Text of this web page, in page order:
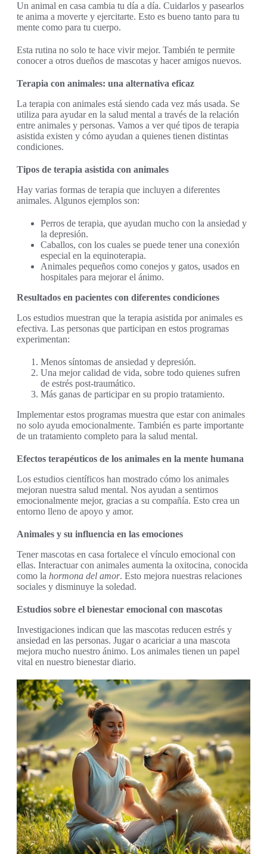
Un animal en casa cambia tu día a día. Cuidarlos y pasearlos
te anima a moverte y ejercitarte. Esto es bueno tanto para tu
mente como para tu cuerpo.
Esta rutina no solo te hace vivir mejor. También te permite
conocer a otros dueños de mascotas y hacer amigos nuevos.
Terapia con animales: una alternativa eficaz
La terapia con animales está siendo cada vez más usada. Se
utiliza para ayudar en la salud mental a través de la relación
entre animales y personas. Vamos a ver qué tipos de terapia
asistida existen y cómo ayudan a quienes tienen distintas
condiciones.
Tipos de terapia asistida con animales
Hay varias formas de terapia que incluyen a diferentes
animales. Algunos ejemplos son:
Perros de terapia, que ayudan mucho con la ansiedad y
la depresión.
Caballos, con los cuales se puede tener una conexión
especial en la equinoterapia.
Animales pequeños como conejos y gatos, usados en
hospitales para mejorar el ánimo.
Resultados en pacientes con diferentes condiciones
Los estudios muestran que la terapia asistida por animales es
efectiva. Las personas que participan en estos programas
experimentan:
Menos síntomas de ansiedad y depresión.
Una mejor calidad de vida, sobre todo quienes sufren
de estrés post-traumático.
Más ganas de participar en su propio tratamiento.
Implementar estos programas muestra que estar con animales
no solo ayuda emocionalmente. También es parte importante
de un tratamiento completo para la salud mental.
Efectos terapéuticos de los animales en la mente humana
Los estudios científicos han mostrado cómo los animales
mejoran nuestra salud mental. Nos ayudan a sentirnos
emocionalmente mejor, gracias a su compañía. Esto crea un
entorno lleno de apoyo y amor.
Animales y su influencia en las emociones
Tener mascotas en casa fortalece el vínculo emocional con
ellas. Interactuar con animales aumenta la oxitocina, conocida
como la hormona del amor. Esto mejora nuestras relaciones
sociales y disminuye la soledad.
Estudios sobre el bienestar emocional con mascotas
Investigaciones indican que las mascotas reducen estrés y
ansiedad en las personas. Jugar o acariciar a una mascota
mejora mucho nuestro ánimo. Los animales tienen un papel
vital en nuestro bienestar diario.